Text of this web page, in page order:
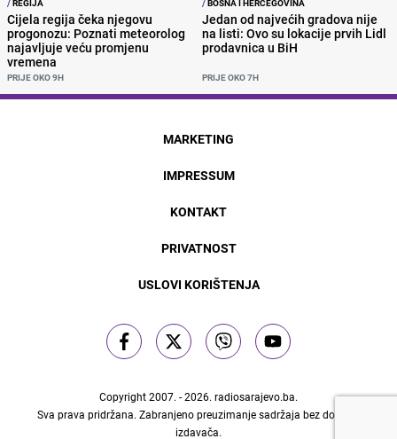
Cijela regija čeka njegovu
progonozu: Poznati meteorolog
najavljuje veću promjenu
vremena
PRIJE OKO 9H
Jedan od najvećih gradova nije
na listi: Ovo su lokacije prvih Lidl
prodavnica u BiH
PRIJE OKO 7H
MARKETING
IMPRESSUM
KONTAKT
PRIVATNOST
USLOVI KORIŠTENJA
Copyright 2007. - 2026. radiosarajevo.ba.
Sva prava pridržana. Zabranjeno preuzimanje sadržaja bez dozvole
izdavača.